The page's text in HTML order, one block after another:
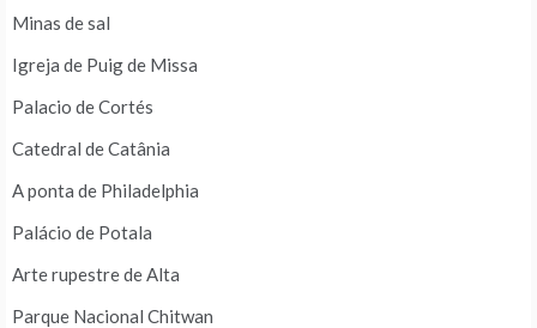
Minas de sal
Igreja de Puig de Missa
Palacio de Cortés
Catedral de Catânia
A ponta de Philadelphia
Palácio de Potala
Arte rupestre de Alta
Parque Nacional Chitwan